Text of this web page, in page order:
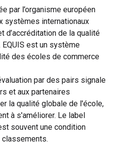
par l’organisme européen
systèmes internationaux
d’accréditation de la qualité
est un système
des écoles de commerce
par des pairs signale
et aux partenaires
la qualité globale de l'école,
à s'améliorer. Le label
souvent une condition